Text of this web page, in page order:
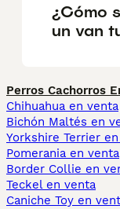
¿Cómo
un van
Perros Cachorros
Chihuahua en venta
Bichón Maltés en
Yorkshire Terrier
Pomerania en venta
Border Collie en
Teckel en venta
Caniche Toy en